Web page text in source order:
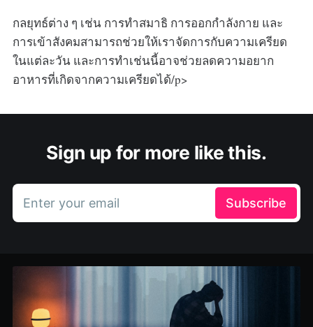
กลยุทธ์ต่าง ๆ เช่น การทำสมาธิ การออกกำลังกาย และ
การเข้าสังคมสามารถช่วยให้เราจัดการกับความเครียด
ในแต่ละวัน และการทำเช่นนี้อาจช่วยลดความอยาก
อาหารที่เกิดจากความเครียดได้/p>
Sign up for more like this.
Enter your email Subscribe